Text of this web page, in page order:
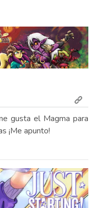
gusta el Magma para
¡Me apunto!